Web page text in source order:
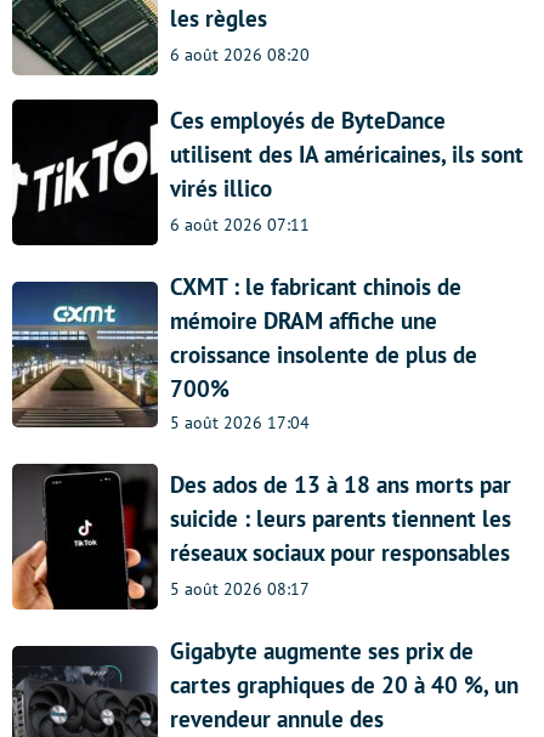
les règles
6 août 2026 08:20
Ces employés de ByteDance
utilisent des IA américaines, ils sont
virés illico
6 août 2026 07:11
CXMT : le fabricant chinois de
mémoire DRAM affiche une
croissance insolente de plus de
700%
5 août 2026 17:04
Des ados de 13 à 18 ans morts par
suicide : leurs parents tiennent les
réseaux sociaux pour responsables
5 août 2026 08:17
Gigabyte augmente ses prix de
cartes graphiques de 20 à 40 %, un
revendeur annule des